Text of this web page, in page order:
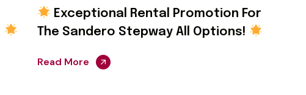
Exceptional Rental Promotion For
The Sandero Stepway All Options!
Read More